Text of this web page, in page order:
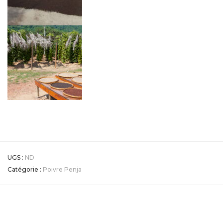
UGS : ND
Catégorie : Poivre Penja